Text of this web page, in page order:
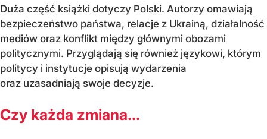
Duża część książki dotyczy Polski. Autorzy omawiają
bezpieczeństwo państwa, relacje z Ukrainą, działalność
mediów oraz konflikt między głównymi obozami
politycznymi. Przyglądają się również językowi, którym
politycy i instytucje opisują wydarzenia
oraz uzasadniają swoje decyzje.
Czy każda zmiana...